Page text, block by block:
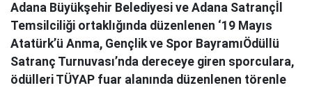
Adana Büyükşehir Belediyesi ve Adana Satrançİl
Temsilciliği ortaklığında düzenlenen ‘19 Mayıs
Atatürk’ü Anma, Gençlik ve Spor BayramıÖdüllü
Satranç Turnuvası’nda dereceye giren sporculara,
ödülleri TÜYAP fuar alanında düzenlenen törenle